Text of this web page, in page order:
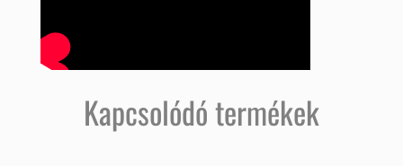
Kapcsolódó termékek